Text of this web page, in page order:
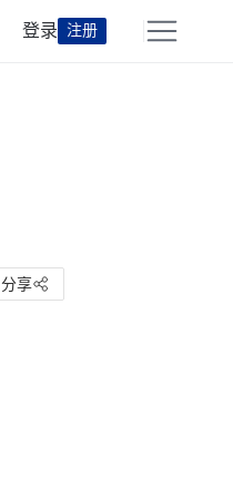
登录 注册
分享